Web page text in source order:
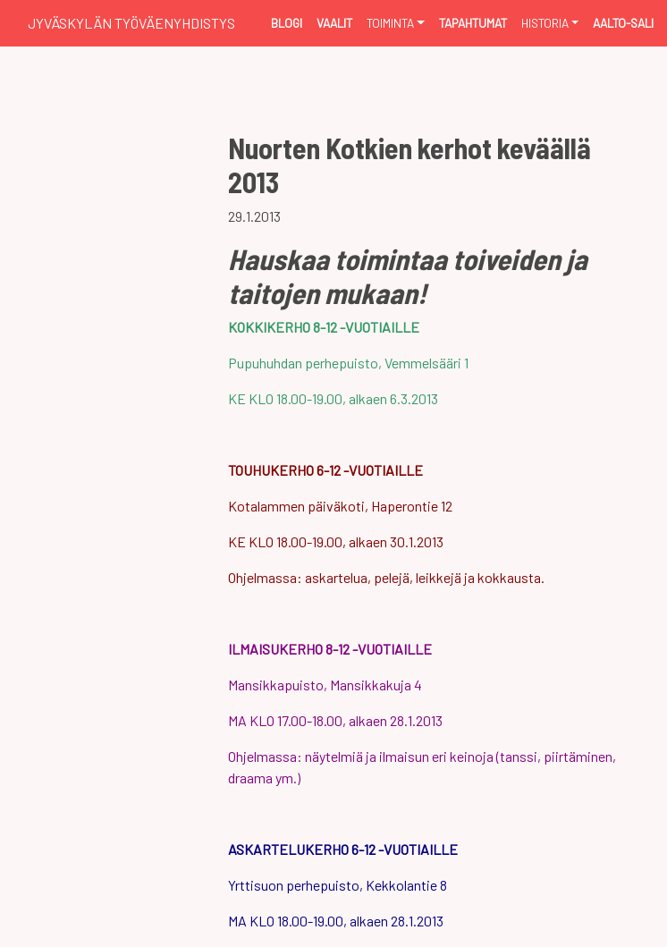
JYVÄSKYLÄN TYÖVÄENYHDISTYS BLOGI VAALIT TOIMINTA TAPAHTUMAT HISTORIA AALTO-SALI
Nuorten Kotkien kerhot keväällä
2013
29.1.2013
Hauskaa toimintaa toiveiden ja
taitojen mukaan!
KOKKIKERHO 8-12 -VUOTIAILLE
Pupuhuhdan perhepuisto, Vemmelsääri 1
KE KLO 18.00-19.00, alkaen 6.3.2013
TOUHUKERHO 6-12 -VUOTIAILLE
Kotalammen päiväkoti, Haperontie 12
KE KLO 18.00-19.00, alkaen 30.1.2013
Ohjelmassa: askartelua, pelejä, leikkejä ja kokkausta.
ILMAISUKERHO 8-12 -VUOTIAILLE
Mansikkapuisto, Mansikkakuja 4
MA KLO 17.00-18.00, alkaen 28.1.2013
Ohjelmassa: näytelmiä ja ilmaisun eri keinoja (tanssi, piirtäminen,
draama ym.)
ASKARTELUKERHO 6-12 -VUOTIAILLE
Yrttisuon perhepuisto, Kekkolantie 8
MA KLO 18.00-19.00, alkaen 28.1.2013